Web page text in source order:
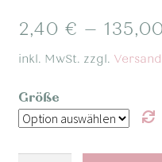
2,40 € – 135,00
inkl. MwSt. zzgl.
Größe